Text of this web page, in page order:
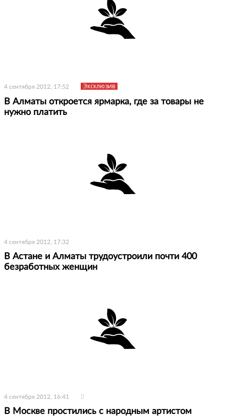
4 сентября 2012, 17:52 Эксклюзив
В Алматы откроется ярмарка, где за товары не
нужно платить
4 сентября 2012, 17:32
В Астане и Алматы трудоустроили почти 400
безработных женщин
4 сентября 2012, 16:41
В Москве простились с народным артистом